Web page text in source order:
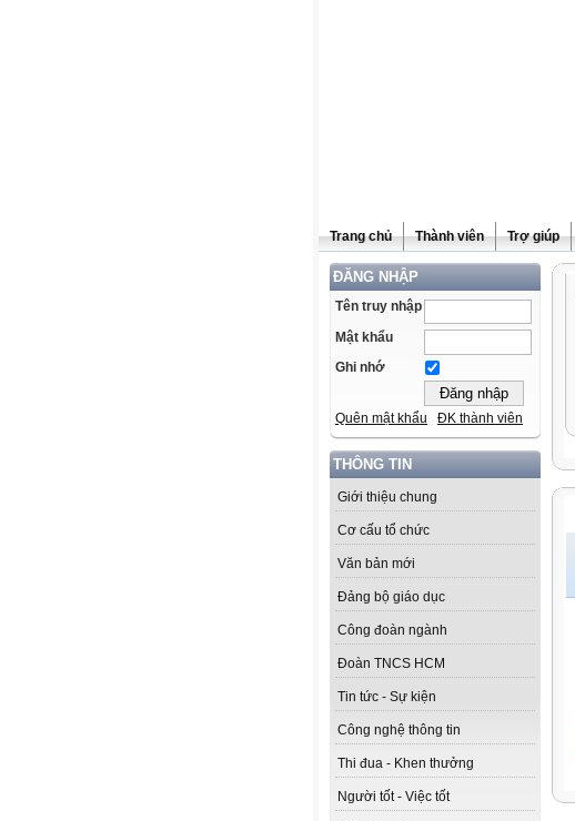
Trang chủ Thành viên Trợ giúp
ĐĂNG NHẬP
Tên truy nhập
Mật khẩu
Ghi nhớ
Quên mật khẩu ĐK thành viên
THÔNG TIN
Giới thiệu chung
Cơ cấu tổ chức
Văn bản mới
Đảng bộ giáo dục
Công đoàn ngành
Đoàn TNCS HCM
Tin tức - Sự kiện
Công nghệ thông tin
Thi đua - Khen thưởng
Người tốt - Việc tốt